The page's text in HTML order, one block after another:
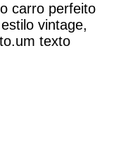
carro perfeito
vintage,
texto